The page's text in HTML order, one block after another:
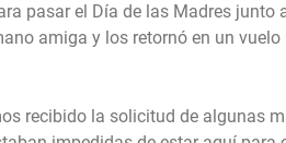
pasar el Día de las Madres junto
amiga y los retornó en un
recibido la solicitud de algunas